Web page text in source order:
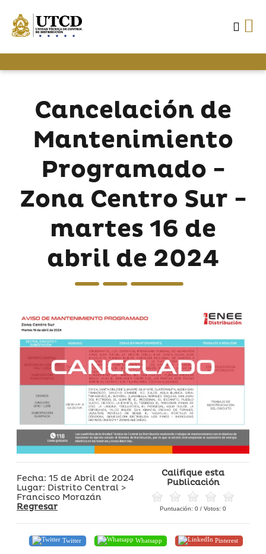
Cancelación de
Mantenimiento
Programado -
Zona Centro Sur -
martes 16 de
abril de 2024
Fecha: 15 de Abril de 2024
Lugar: Distrito Central >
Francisco Morazán
Regresar
Califique esta
Publicación
Puntuación: 0 / Votos: 0
Twitter Whatsapp Pinterest